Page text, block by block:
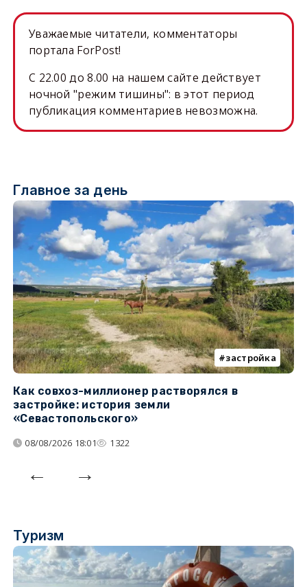
Уважаемые читатели, комментаторы
портала ForPost!
C 22.00 до 8.00 на нашем сайте действует
ночной "режим тишины": в этот период
публикация комментариев невозможна.
Главное за день
застройка
Как совхоз-миллионер растворялся в
застройке: история земли
«Севастопольского»
08/08/2026 18:01 1322
Туризм